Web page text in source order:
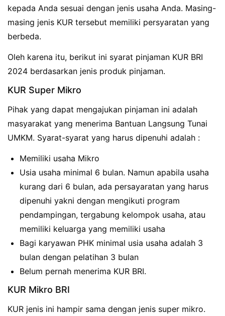
kepada Anda sesuai dengan jenis usaha Anda. Masing-
masing jenis KUR tersebut memiliki persyaratan yang
berbeda.
Oleh karena itu, berikut ini syarat pinjaman KUR BRI
2024 berdasarkan jenis produk pinjaman.
KUR Super Mikro
Pihak yang dapat mengajukan pinjaman ini adalah
masyarakat yang menerima Bantuan Langsung Tunai
UMKM. Syarat-syarat yang harus dipenuhi adalah :
Memiliki usaha Mikro
Usia usaha minimal 6 bulan. Namun apabila usaha
kurang dari 6 bulan, ada persayaratan yang harus
dipenuhi yakni dengan mengikuti program
pendampingan, tergabung kelompok usaha, atau
memiliki keluarga yang memiliki usaha
Bagi karyawan PHK minimal usia usaha adalah 3
bulan dengan pelatihan 3 bulan
Belum pernah menerima KUR BRI.
KUR Mikro BRI
KUR jenis ini hampir sama dengan jenis super mikro.